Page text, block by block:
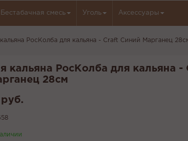
Бестабачная смесь Уголь Аксессуары
РосКолба для кальяна - Craft Синий Марганец
кальяна РосКолба для кальяна -
28см